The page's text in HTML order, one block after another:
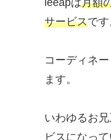
サービスです
コーディネ
ます。
いわゆるお
ビスになって